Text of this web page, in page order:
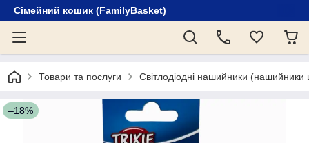
Сімейний кошик (FamilyBasket)
Товари та послуги Світлодіодні нашийники (нашийники
–18%